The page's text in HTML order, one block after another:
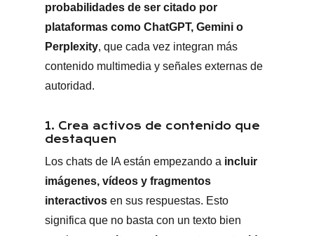
probabilidades de ser citado por
plataformas como ChatGPT, Gemini o
Perplexity, que cada vez integran más
contenido multimedia y señales externas de
autoridad.
1. Crea activos de contenido que
destaquen
Los chats de IA están empezando a incluir
imágenes, vídeos y fragmentos
interactivos en sus respuestas. Esto
significa que no basta con un texto bien